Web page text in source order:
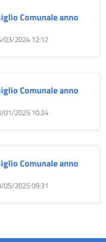
Comunale anno
03/2024 12:12
Comunale anno
01/2025 10:24
Comunale anno
05/2025 09:31